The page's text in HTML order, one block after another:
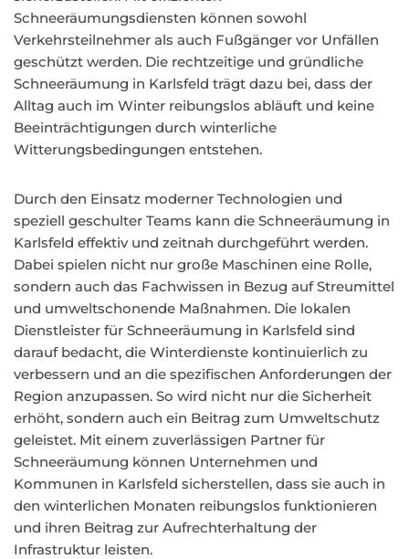
Schneeräumungsdiensten können sowohl
Verkehrsteilnehmer als auch Fußgänger vor Unfällen
geschützt werden. Die rechtzeitige und gründliche
Schneeräumung in Karlsfeld trägt dazu bei, dass der
Alltag auch im Winter reibungslos abläuft und keine
Beeinträchtigungen durch winterliche
Witterungsbedingungen entstehen.
Durch den Einsatz moderner Technologien und
speziell geschulter Teams kann die Schneeräumung in
Karlsfeld effektiv und zeitnah durchgeführt werden.
Dabei spielen nicht nur große Maschinen eine Rolle,
sondern auch das Fachwissen in Bezug auf Streumittel
und umweltschonende Maßnahmen. Die lokalen
Dienstleister für Schneeräumung in Karlsfeld sind
darauf bedacht, die Winterdienste kontinuierlich zu
verbessern und an die spezifischen Anforderungen der
Region anzupassen. So wird nicht nur die Sicherheit
erhöht, sondern auch ein Beitrag zum Umweltschutz
geleistet. Mit einem zuverlässigen Partner für
Schneeräumung können Unternehmen und
Kommunen in Karlsfeld sicherstellen, dass sie auch in
den winterlichen Monaten reibungslos funktionieren
und ihren Beitrag zur Aufrechterhaltung der
Infrastruktur leisten.